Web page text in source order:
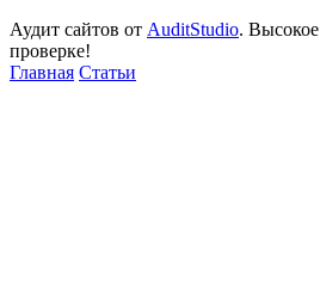
Аудит сайтов от AuditStudio.
проверке!
Главная Статьи